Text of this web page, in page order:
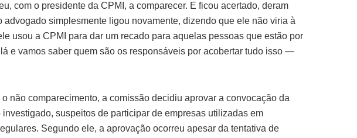
com o presidente da CPMI, a comparecer. E ficou acertado, deram
advogado simplesmente ligou novamente, dizendo que ele não viria à
usou a CPMI para dar um recado para aquelas pessoas que estão por
e vamos saber quem são os responsáveis por acobertar tudo isso —
não comparecimento, a comissão decidiu aprovar a convocação da
suspeitos de participar de empresas utilizadas em
Segundo ele, a aprovação ocorreu apesar da tentativa de